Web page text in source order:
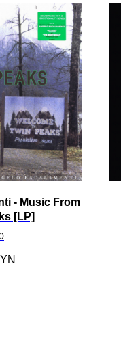
- Music From
[LP]